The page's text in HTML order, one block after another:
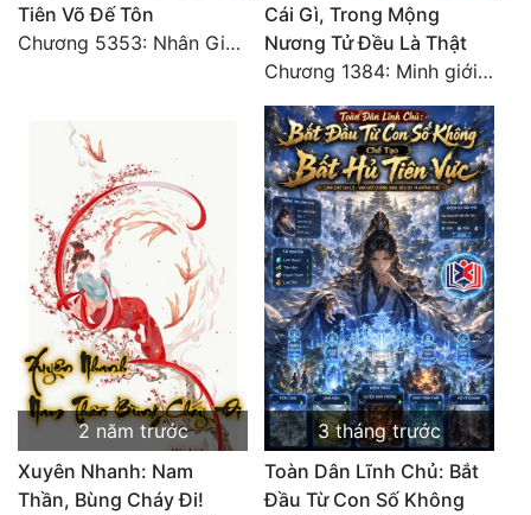
Tiên Võ Đế Tôn
Chương 5353: Nhân Gian Đạo (Đại kết cục) (2)
Cái Gì, Trong Mộng
Nương Tử Đều Là Thật
Chương 1384: Minh giới cực độc
2 năm trước
Xuyên Nhanh: Nam
Thần, Bùng Cháy Đi!
3 tháng trước
Toàn Dân Lĩnh Chủ: Bắt
Đầu Từ Con Số Không